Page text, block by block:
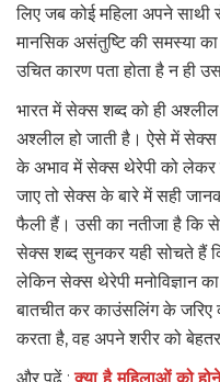
लिए जब कोई महिला अपने
मानसिक असंतुष्टि की समस्या
उचित कारण पता होता है न ही
भारत में सेक्स शब्द को ही
अश्लील हो जाती है। ऐसे में
के अभाव में सेक्स थेरेपी को लेकर
जाए तो सेक्स के बारे में सही
फैली हैं। उसी का नतीजा है कि
सेक्स शब्द सुनकर यही सोचते हैं
लेकिन सेक्स थेरेपी मनोविज्ञान
बातचीत कर काउंसलिंग के जरिए
करता है, वह अपने शरीर को